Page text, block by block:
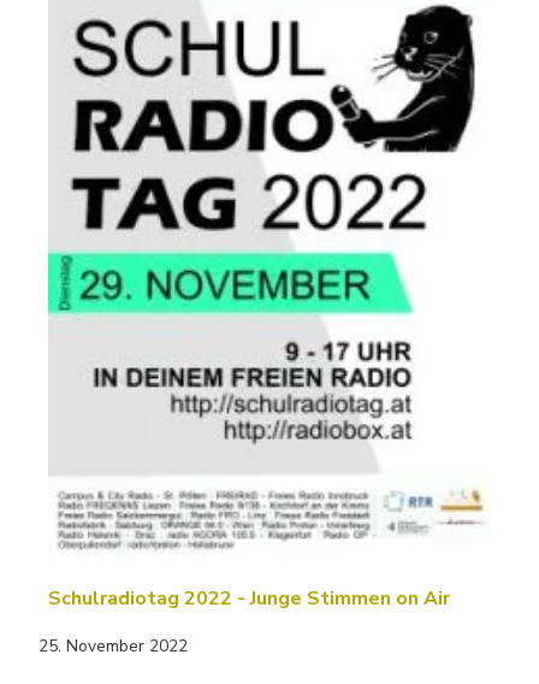
Schulradiotag 2022 - Junge Stimmen on Air
25. November 2022